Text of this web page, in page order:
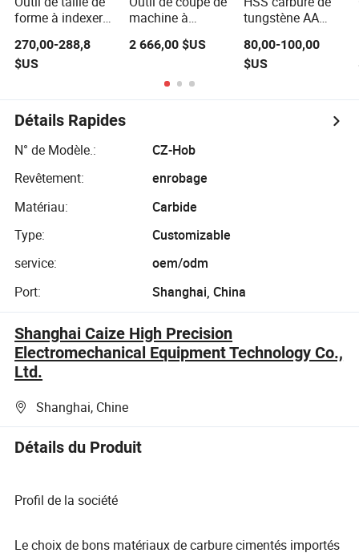
forme à indexer
machine CNC de
découpe et de
270,00-288,8
$US
machine à
engrenages à
fraisage à tête de
ver et tournage
2 666,00 $US
tungstène AA
module de
hobbing à un seul
coupe avec
80,00-100,00
$US
Détails Rapides
N° de Modèle.:
CZ-Hob
Revêtement:
enrobage
Matériau:
Carbide
Type:
Customizable
service:
oem/odm
Port:
Shanghai, China
Shanghai Caize High Precision
Electromechanical Equipment Technology Co.,
Ltd.
Shanghai, Chine
Détails du Produit
Profil de la société
Le choix de bons matériaux de carbure cimentés importés